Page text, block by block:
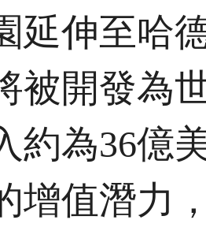
延伸至哈
被開發為
約為36億
增值潛力